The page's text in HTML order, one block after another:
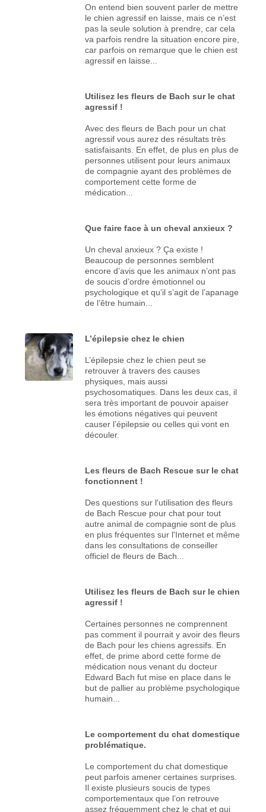
On entend bien souvent parler de mettre
le chien agressif en laisse, mais ce n’est
pas la seule solution à prendre, car cela
va parfois rendre la situation encore pire,
car parfois on remarque que le chien est
agressif en laisse...
Utilisez les fleurs de Bach sur le chat
agressif !
Avec des fleurs de Bach pour un chat
agressif vous aurez des résultats très
satisfaisants. En effet, de plus en plus de
personnes utilisent pour leurs animaux
de compagnie ayant des problèmes de
comportement cette forme de
médication...
Que faire face à un cheval anxieux ?
Un cheval anxieux ? Ça existe !
Beaucoup de personnes semblent
encore d’avis que les animaux n’ont pas
de soucis d’ordre émotionnel ou
psychologique et qu’il s’agit de l’apanage
de l’être humain...
L’épilepsie chez le chien
L’épilepsie chez le chien peut se
retrouver à travers des causes
physiques, mais aussi
psychosomatiques. Dans les deux cas, il
sera très important de pouvoir apaiser
les émotions négatives qui peuvent
causer l’épilepsie ou celles qui vont en
découler.
Les fleurs de Bach Rescue sur le chat
fonctionnent !
Des questions sur l'utilisation des fleurs
de Bach Rescue pour chat pour tout
autre animal de compagnie sont de plus
en plus fréquentes sur l'Internet et même
dans les consultations de conseiller
officiel de fleurs de Bach...
Utilisez les fleurs de Bach sur le chien
agressif !
Certaines personnes ne comprennent
pas comment il pourrait y avoir des fleurs
de Bach pour les chiens agressifs. En
effet, de prime abord cette forme de
médication nous venant du docteur
Edward Bach fut mise en place dans le
but de pallier au problème psychologique
humain...
Le comportement du chat domestique
problématique.
Le comportement du chat domestique
peut parfois amener certaines surprises.
Il existe plusieurs soucis de types
comportementaux que l’on retrouve
assez fréquemment chez le chat et qui